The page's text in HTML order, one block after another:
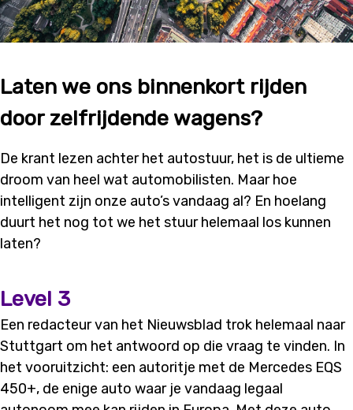
Laten we ons binnenkort rijden
door zelfrijdende wagens?
De krant lezen achter het autostuur, het is de ultieme
droom van heel wat automobilisten. Maar hoe
intelligent zijn onze auto’s vandaag al? En hoelang
duurt het nog tot we het stuur helemaal los kunnen
laten?
Level 3
Een redacteur van het Nieuwsblad trok helemaal naar
Stuttgart om het antwoord op die vraag te vinden. In
het vooruitzicht: een autoritje met de Mercedes EQS
450+, de enige auto waar je vandaag legaal